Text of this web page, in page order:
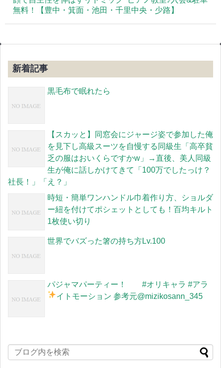
無料！【豊中・箕面・池田・千里中央・少路】
新着記事
黒毛布で眠れたら
【スカッと】同窓会にジャージ姿で参加した俺
を見下し高級スーツを自慢する同級生「高卒貧
乏の服はおいくらですかw」→直後、美人同級
生が俺に話しかけてきて「100万でしたっけ？
社長！」「え？」
時短・簡単ワンハンドル巾着作り方、ショルダ
ー紐を付けてポシェットとしても！百均キルト
1枚使い切り
世界でバズった箸の持ち方Lv.100
パジャマパーティー！ #オリキャラ #アラ
イトモーション 参考元@mizikosann_345